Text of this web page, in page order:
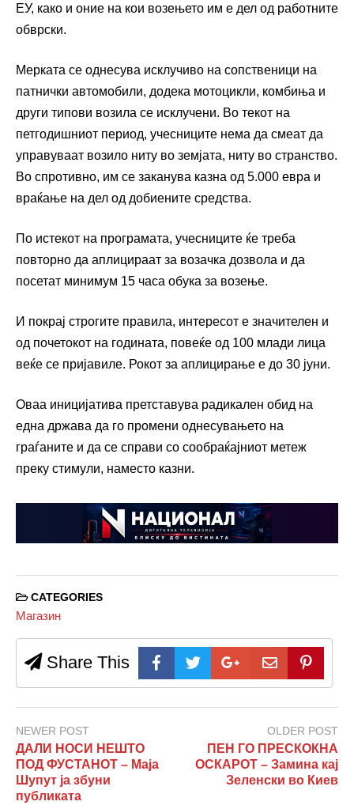
ЕУ, како и оние на кои возењето им е дел од работните
обврски.
Мерката се однесува исклучиво на сопственици на
патнички автомобили, додека мотоцикли, комбиња и
други типови возила се исклучени. Во текот на
петгодишниот период, учесниците нема да смеат да
управуваат возило ниту во земјата, ниту во странство.
Во спротивно, им се заканува казна од 5.000 евра и
враќање на дел од добиените средства.
По истекот на програмата, учесниците ќе треба
повторно да аплицираат за возачка дозвола и да
посетат минимум 15 часа обука за возење.
И покрај строгите правила, интересот е значителен и
од почетокот на годината, повеќе од 100 млади лица
веќе се пријавиле. Рокот за аплицирање е до 30 јуни.
Оваа иницијатива претставува радикален обид на
една држава да го промени однесувањето на
граѓаните и да се справи со сообраќајниот метеж
преку стимули, наместо казни.
CATEGORIES
Магазин
Share This
NEWER POST
ДАЛИ НОСИ НЕШТО
ПОД ФУСТАНОТ – Маја
Шупут ја збуни
публиката
OLDER POST
ПЕН ГО ПРЕСКОКНА
ОСКАРОТ – Замина кај
Зеленски во Киев